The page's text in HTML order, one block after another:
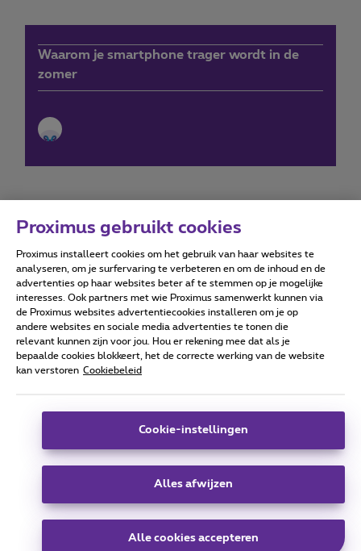
Waarom je smartphone trager wordt in de
zomer
Forumvoorwaarden Accessibility statement
Alle rechten voorbehouden. © Proximus
Algemene voorwaarden, consumenteninfo
Deze website is gecreëerd en wordt beheerd conform het
Koning Albert II-laan 27 - B-1030 Brussel.
Carrier & Wholesale Solutions
Telindus
Proximus gebruikt cookies
Proximus installeert cookies om het gebruik van haar websites te
analyseren, om je surfervaring te verbeteren en om de inhoud en de
advertenties op haar websites beter af te stemmen op je mogelijke
interesses. Ook partners met wie Proximus samenwerkt kunnen via
de Proximus websites advertentiecookies installeren om je op
andere websites en sociale media advertenties te tonen die
relevant kunnen zijn voor jou. Hou er rekening mee dat als je
bepaalde cookies blokkeert, het de correcte werking van de website
kan verstoren Cookiebeleid
Cookie-instellingen
Alles afwijzen
Alle cookies accepteren